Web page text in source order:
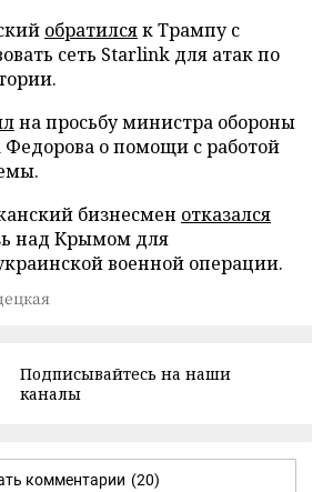
обратилсяк Трампу с
сеть Starlink для атак по
на просьбу министра обороны
о помощи с работой
бизнесмен отказался
над Крымом для
военной операции.
Подписывайтесь на наши
каналы
комментарии (20)